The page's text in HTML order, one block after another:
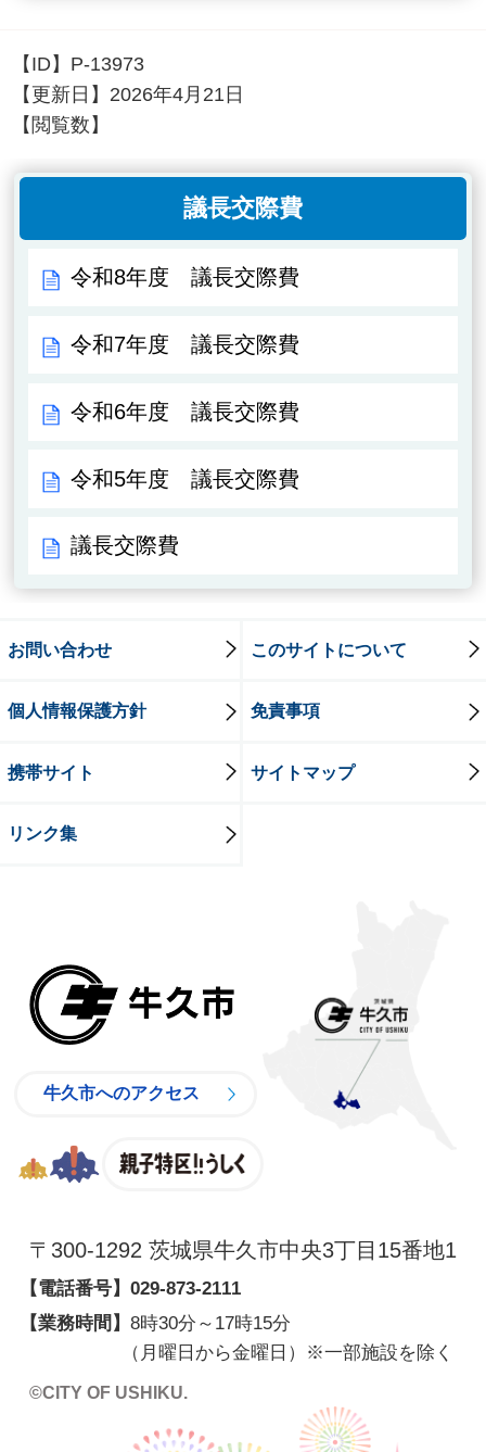
【ID】 P-13973
【更新日】 2026年4月21日
【閲覧数】
議長交際費
令和8年度 議長交際費
令和7年度 議長交際費
令和6年度 議長交際費
令和5年度 議長交際費
議長交際費
お問い合わせ このサイトについて
個人情報保護方針 免責事項
携帯サイト サイトマップ
リンク集
牛久市へのアクセス
〒300-1292 茨城県牛久市中央3丁目15番地1
【電話番号】 029-873-2111
【業務時間】 8時30分～17時15分
（月曜日から金曜日）※一部施設を除く
©CITY OF USHIKU.